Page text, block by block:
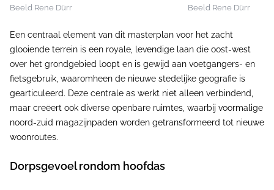
Beeld Rene Dürr Beeld Rene Dürr
Een centraal element van dit masterplan voor het zacht
glooiende terrein is een royale, levendige laan die oost-west
over het grondgebied loopt en is gewijd aan voetgangers- en
fietsgebruik, waaromheen de nieuwe stedelijke geografie is
gearticuleerd. Deze centrale as werkt niet alleen verbindend,
maar creëert ook diverse openbare ruimtes, waarbij voormalige
noord-zuid magazijnpaden worden getransformeerd tot nieuwe
woonroutes.
Dorpsgevoel rondom hoofdas